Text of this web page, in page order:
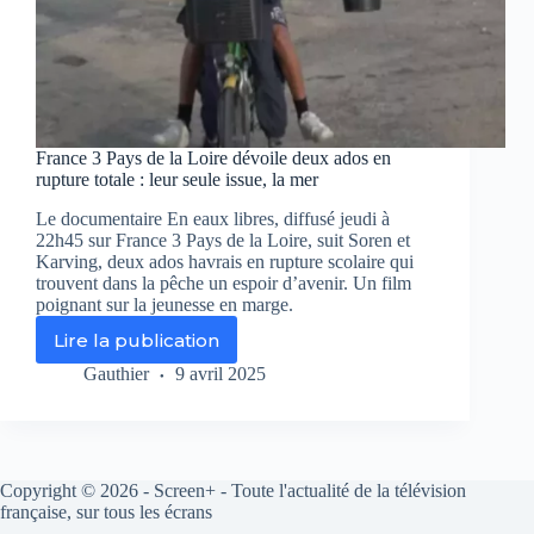
France 3 Pays de la Loire dévoile deux ados en
rupture totale : leur seule issue, la mer
Le documentaire En eaux libres, diffusé jeudi à
22h45 sur France 3 Pays de la Loire, suit Soren et
Karving, deux ados havrais en rupture scolaire qui
trouvent dans la pêche un espoir d’avenir. Un film
poignant sur la jeunesse en marge.
Lire la publication
France
3
dévoile
deux
Gauthier 9 avril 2025
Copyright © 2026 - Screen+ - Toute l'actualité de la télévision
française, sur tous les écrans